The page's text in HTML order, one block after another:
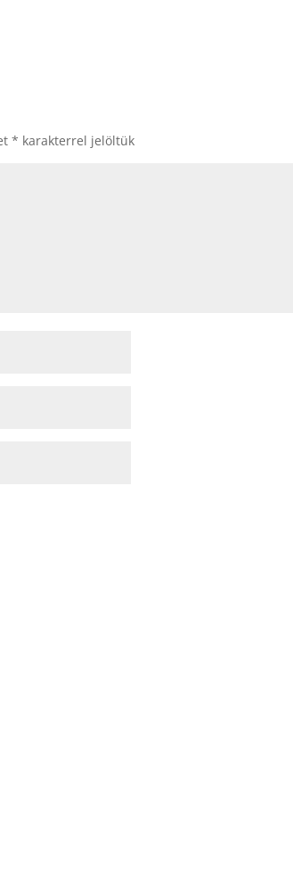
* karakterrel jelöltük